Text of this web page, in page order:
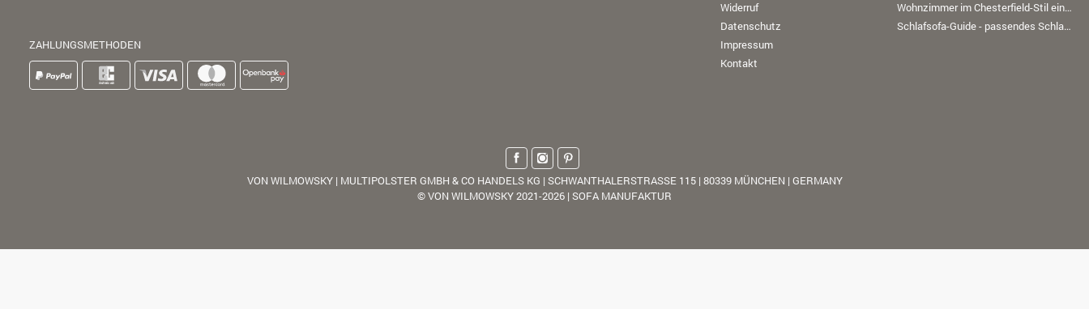
ZAHLUNGSMETHODEN
Widerruf
Datenschutz
Impressum
Kontakt
Wohnzimmer im Chesterfield-Stil einrichten
Schlafsofa-Guide - passendes Schlafsofa finden
VON WILMOWSKY | MULTIPOLSTER GMBH & CO HANDELS KG | SCHWANTHALERSTRASSE 115 | 80339 MÜNCHEN | GERMANY
© VON WILMOWSKY 2021-2026 | SOFA MANUFAKTUR